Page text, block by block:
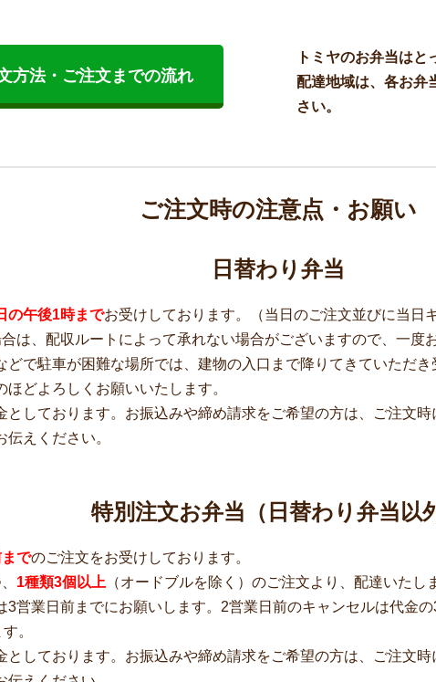
方法・ご注文までの流れ
トミヤのお弁当はと
配達地域は、各お弁
さい。
ご注文時の注意点・お願い
日替わり弁当
の午後1時までお受けしております。（当日のご注文並びに当日
は、配収ルートによって承れない場合がございますので、一度
どで駐車が困難な場所では、建物の入口まで降りてきていただ
どよろしくお願いいたします。
としております。お振込みや締め請求をご希望の方は、ご注文
えください。
特別注文お弁当（日替わり弁当以
でのご注文をお受けしております。
1種類3個以上 （オードブルを除く）のご注文より、配達いたし
3営業日前までにお願いします。2営業日前のキャンセルは代金
。
としております。お振込みや締め請求をご希望の方は、ご注文